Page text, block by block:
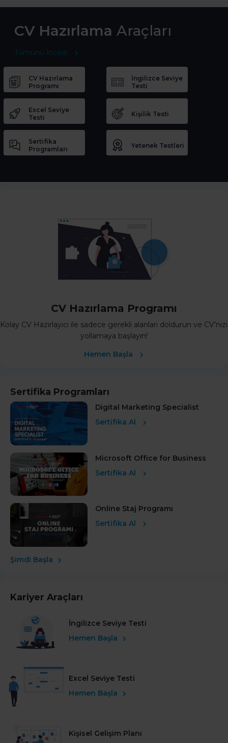
CV Hazırlama Araçları
Tümünü İncele
CV Hazırlama
Programı
İngilizce Seviye
Testi
Excel Seviye
Testi
Kişilik Testi
Sertifika
Programları
Yetenek Testleri
CV Hazırlama Programı
Kolay CV Hazırlayıcı ile sadece gerekli alanları doldurun ve CV’nizi
yollamaya başlayın!
Hemen Başla
Sertifika Programları
Digital Marketing Specialist
Sertifika Al
Microsoft Office for Business
Sertifika Al
Online Staj Programı
Sertifika Al
Şimdi Başla
Kariyer Araçları
İngilizce Seviye Testi
Hemen Başla
Excel Seviye Testi
Hemen Başla
Kişisel Gelişim Planı